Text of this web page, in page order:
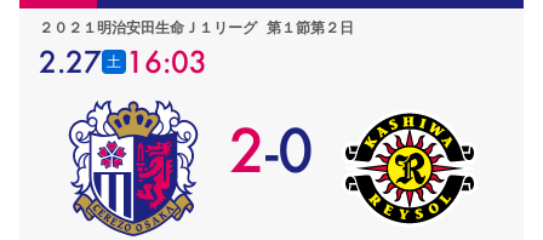
２０２１明治安田生命Ｊ１リーグ 第１節第２日
2.27 土 16:03
2-0